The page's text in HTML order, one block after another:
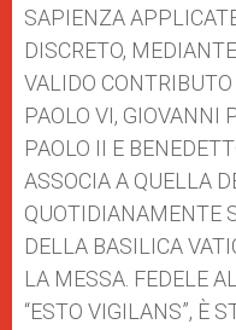
SAPIENZA
DISCRETO,
VALIDO
PAOLO VI, GIOVANNI
PAOLO II E
ASSOCIA A QUELLA
QUOTIDIANAMENTE
DELLA BASILICA
LA MESSA. FEDELE
“ESTO VIGILANS”, È